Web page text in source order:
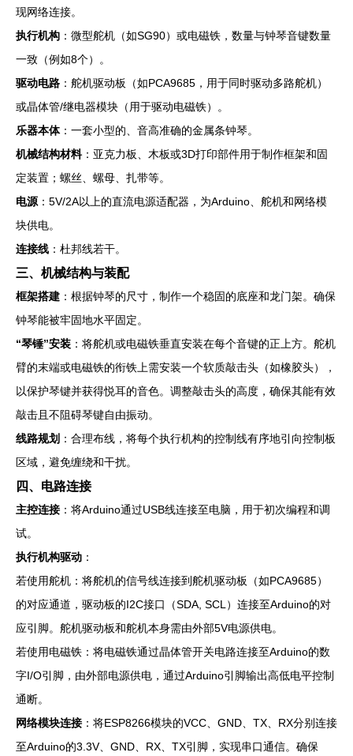
现网络连接。
执行机构 ：微型舵机（如SG90）或电磁铁，数量与钟琴音键数量
一致（例如8个）。
驱动电路 ：舵机驱动板（如PCA9685，用于同时驱动多路舵机）
或晶体管/继电器模块（用于驱动电磁铁）。
乐器本体：一套小型的、音高准确的金属条钟琴。
机械结构材料：亚克力板、木板或3D打印部件用于制作框架和固
定装置；螺丝、螺母、扎带等。
电源 ：5V/2A以上的直流电源适配器，为Arduino、舵机和网络模
块供电。
连接线 ：杜邦线若干。
三、机械结构与装配
框架搭建 ：根据钟琴的尺寸，制作一个稳固的底座和龙门架。确保
钟琴能被牢固地水平固定。
“琴锤”安装 ：将舵机或电磁铁垂直安装在每个音键的正上方。舵机
臂的末端或电磁铁的衔铁上需安装一个软质敲击头（如橡胶头），
以保护琴键并获得悦耳的音色。调整敲击头的高度，确保其能有效
敲击且不阻碍琴键自由振动。
线路规划 ：合理布线，将每个执行机构的控制线有序地引向控制板
区域，避免缠绕和干扰。
四、电路连接
主控连接 ：将Arduino通过USB线连接至电脑，用于初次编程和调
试。
执行机构驱动 ：
若使用舵机：将舵机的信号线连接到舵机驱动板（如PCA9685）
的对应通道，驱动板的I2C接口（SDA, SCL）连接至Arduino的对
应引脚。舵机驱动板和舵机本身需由外部5V电源供电。
若使用电磁铁：将电磁铁通过晶体管开关电路连接至Arduino的数
字I/O引脚，由外部电源供电，通过Arduino引脚输出高低电平控制
通断。
网络模块连接 ：将ESP8266模块的VCC、GND、TX、RX分别连接
至Arduino的3.3V、GND、RX、TX引脚，实现串口通信。确保